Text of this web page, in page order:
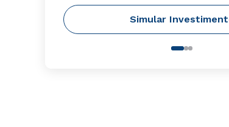
Simular